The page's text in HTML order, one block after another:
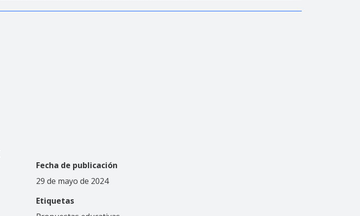
Fecha de publicación
29 de mayo de 2024
Etiquetas